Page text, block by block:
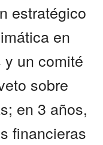
estratégico
en
un comité
sobre
en 3 años,
financieras